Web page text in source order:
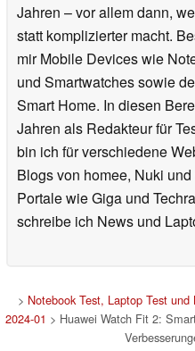
Jahren – vor allem dann,
statt komplizierter macht.
mir Mobile Devices wie
und Smartwatches sowie
Smart Home. In diesen
Jahren als Redakteur für
bin ich für verschiedene
Blogs von homee, Nuki
Portale wie Giga und
schreibe ich News und
> Notebook Test, Laptop Test und
2024-01 > Huawei Watch Fit 2: